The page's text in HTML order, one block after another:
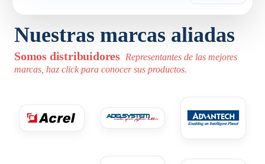
Nuestras marcas aliadas
Somos distribuidores Representantes de las mejores
marcas, haz click para conocer sus productos.